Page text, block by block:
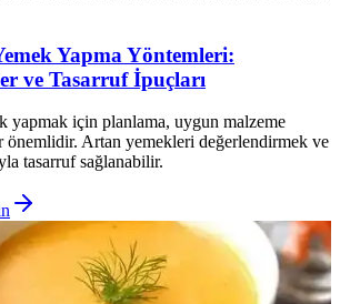
Yapma Yöntemleri:
ve Tasarruf İpuçları
yapmak için planlama, uygun malzeme
önemlidir. Artan yemekleri değerlendirmek ve
tasarruf sağlanabilir.